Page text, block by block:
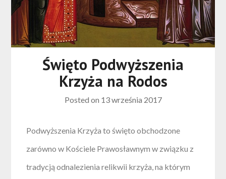
Święto Podwyższenia
Krzyża na Rodos
Posted on 13 września 2017
Podwyższenia Krzyża to święto obchodzone
zarówno w Kościele Prawosławnym w związku z
tradycją odnalezienia relikwii krzyża, na którym